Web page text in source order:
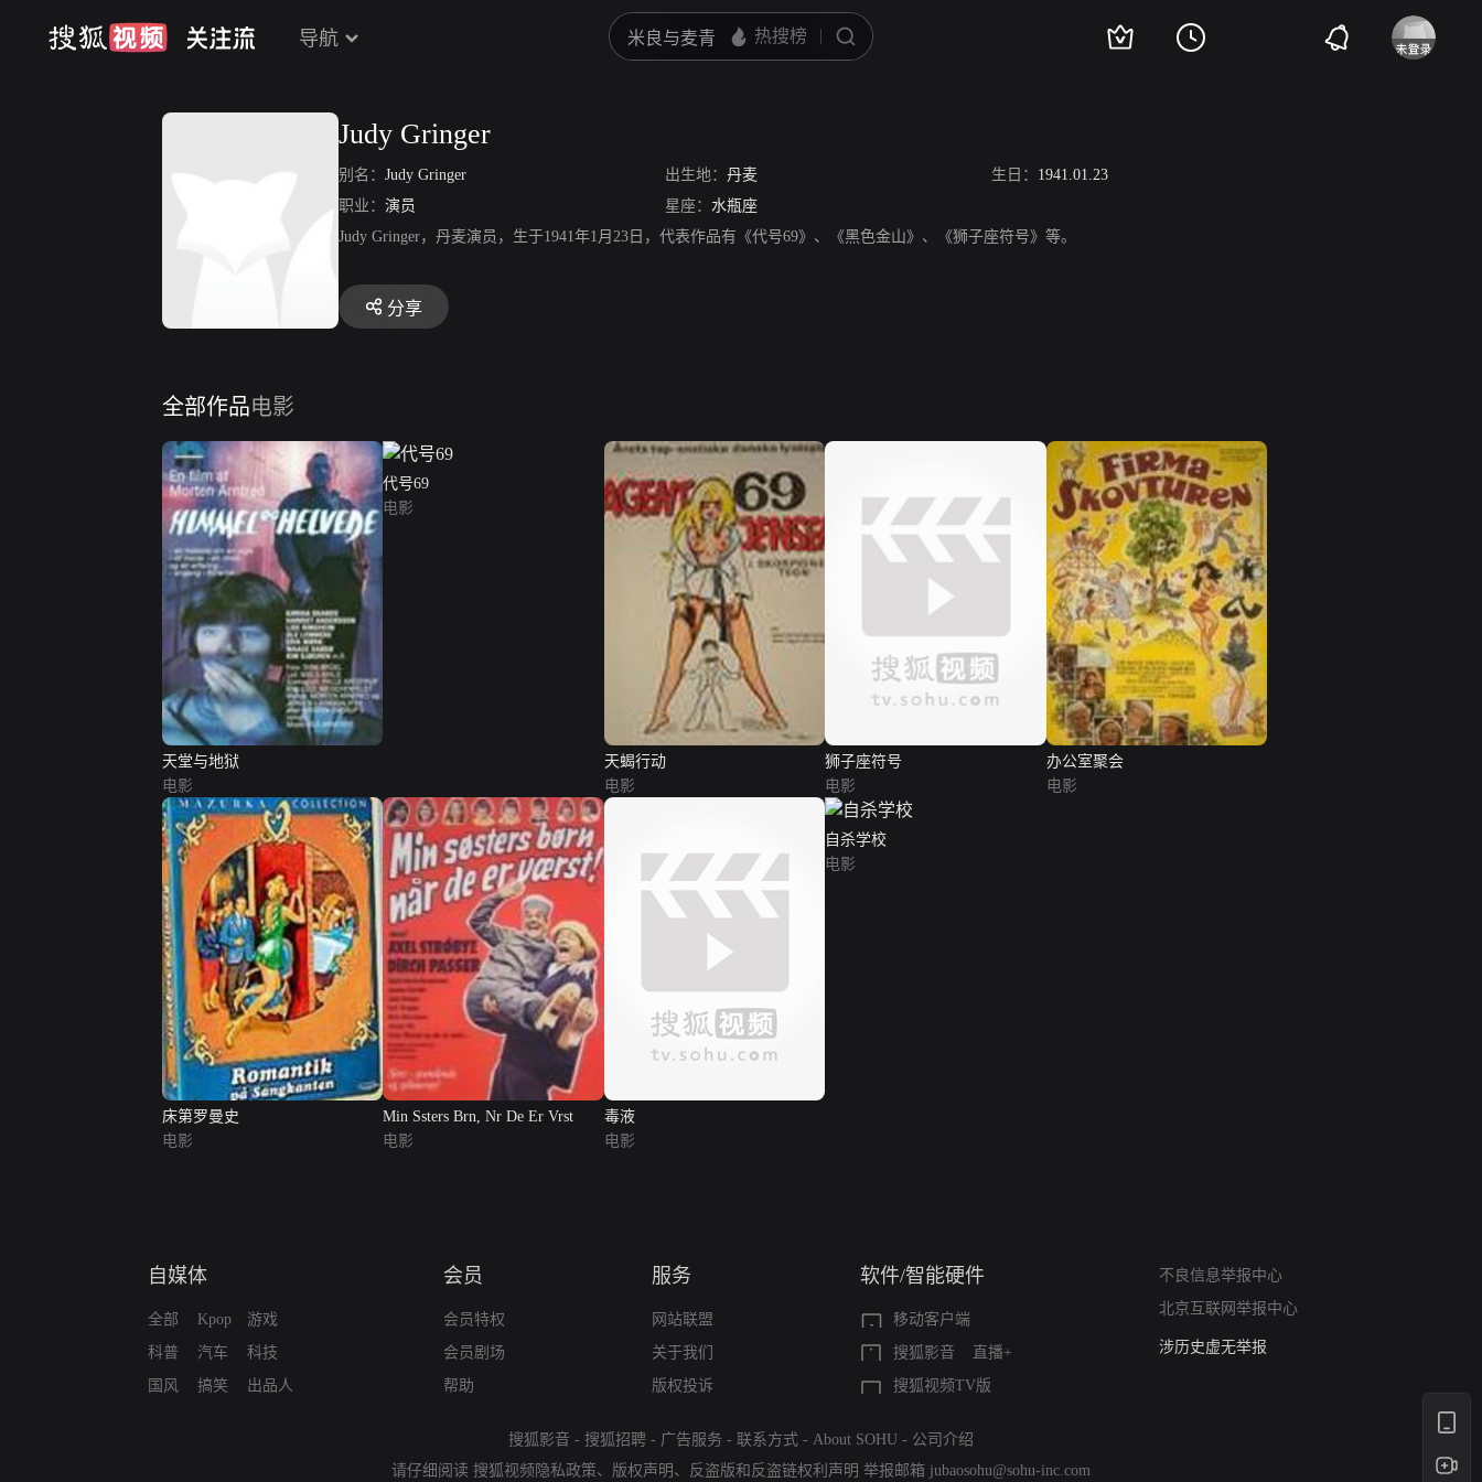
导航
Judy Gringer
别名： Judy Gringer 出生地： 丹麦 生日： 1941.01.23
职业： 演员 星座： 水瓶座
Judy Gringer，丹麦演员，生于1941年1月23日，代表作品有《代号69》、《黑色金山》、《狮子座符号》等。
分享
全部作品电影
天堂与地狱
电影
代号69
电影
天蝎行动
电影
狮子座符号
电影
办公室聚会
电影
床第罗曼史
电影
Min Ssters Brn, Nr De Er Vrst
电影
毒液
电影
自杀学校
电影
自媒体
全部
科普
国风
Kpop
汽车
搞笑
游戏
科技
出品人
会员
会员特权
会员剧场
帮助
服务
网站联盟
关于我们
版权投诉
软件/智能硬件
移动客户端
搜狐影音
直播+
搜狐视频TV版
不良信息举报中心
北京互联网举报中心
亚运会举报专区
涉历史虚无举报
搜狐影音 - 搜狐招聘 - 广告服务 - 联系方式 - About SOHU - 公司介绍
请仔细阅读 搜狐视频隐私政策、 版权声明 、 反盗版和反盗链权利声明 举报邮箱 jubaosohu@sohu-inc.com